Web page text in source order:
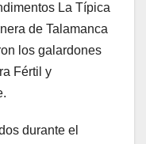
La Típica
de Talamanca
los galardones
Fértil y
durante el